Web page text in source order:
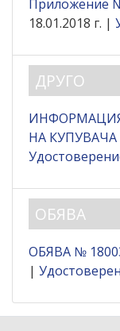
Приложение
18.01.2018 г. |
ДРУГО
НА
ОБЯВА
ОБЯВА №
|